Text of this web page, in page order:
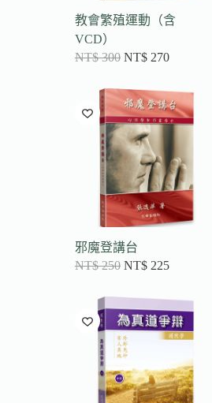
教會繁殖運動（含
VCD）
NT$300 NT$270
邪魔登講台
NT$250 NT$225